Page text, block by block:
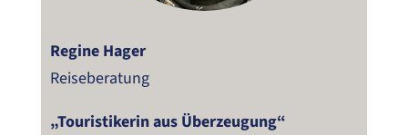
Regine Hager
Reiseberatung
„Touristikerin aus Überzeugung“